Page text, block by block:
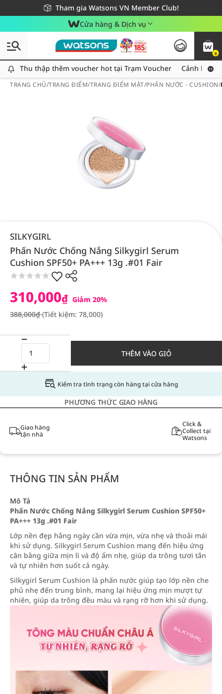
Tham gia Watsons VN Member Club!
Miễn phí giao hàng cho đơn hàng từ 249,000Đ
Giao hàng nhanh 24h - Áp dụng khu vực TP. Hồ Chí Minh
Cửa hàng & Dịch vụ
0
Thu thập thêm voucher hot tại Trạm Voucher
Thu thập thêm voucher hot tại Trạm Voucher Cảnh báo
TRANG CHỦ/TRANG ĐIỂM/TRANG ĐIỂM MẶT/PHẤN NƯỚC - CUSHION/
SILKYGIRL
Phấn Nước Chống Nắng Silkygirl Serum
Cushion SPF50+ PA+++ 13g .#01 Fair
310,000₫ Giảm 20%
388,000₫(Tiết kiệm: 78,000)
THÊM VÀO GIỎ
Kiểm tra tình trạng còn hàng tại cửa hàng
PHƯƠNG THỨC GIAO HÀNG
Giao hàng
tận nhà
Click &
Collect tại
Watsons
THÔNG TIN SẢN PHẨM
Mô Tả
Phấn Nước Chống Nắng Silkygirl Serum Cushion SPF50+
PA+++ 13g .#01 Fair
Lớp nền đẹp hằng ngày cần vừa mịn, vừa nhẹ và thoải mái
khi sử dụng. Silkygirl Serum Cushion mang đến hiệu ứng
cân bằng giữa mịn lì và độ ẩm nhẹ, giúp da trông tươi tắn
và tự nhiên hơn suốt cả ngày.
Silkygirl Serum Cushion là phấn nước giúp tạo lớp nền che
phủ nhẹ đến trung bình, mang lại hiệu ứng mịn mượt tự
nhiên, giúp da trông đều màu và rạng rỡ hơn khi sử dụng.